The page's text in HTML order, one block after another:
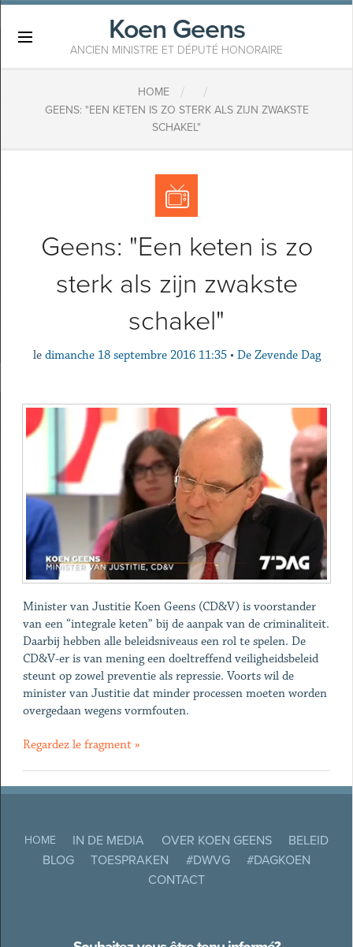
Koen Geens
ANCIEN MINISTRE ET DÉPUTÉ HONORAIRE
HOME / /
GEENS: "EEN KETEN IS ZO STERK ALS ZIJN ZWAKSTE
SCHAKEL"
Geens: "Een keten is zo
sterk als zijn zwakste
schakel"
le dimanche 18 septembre 2016 11:35 • De Zevende Dag
Minister van Justitie Koen Geens (CD&V) is voorstander
van een “integrale keten” bij de aanpak van de criminaliteit.
Daarbij hebben alle beleidsniveaus een rol te spelen. De
CD&V-er is van mening een doeltreffend veiligheidsbeleid
steunt op zowel preventie als repressie. Voorts wil de
minister van Justitie dat minder processen moeten worden
overgedaan wegens vormfouten.
Regardez le fragment »
HOME IN DE MEDIA OVER KOEN GEENS
BELEID
BLOG
TOESPRAKEN #DWVG
#DAGKOEN
CONTACT